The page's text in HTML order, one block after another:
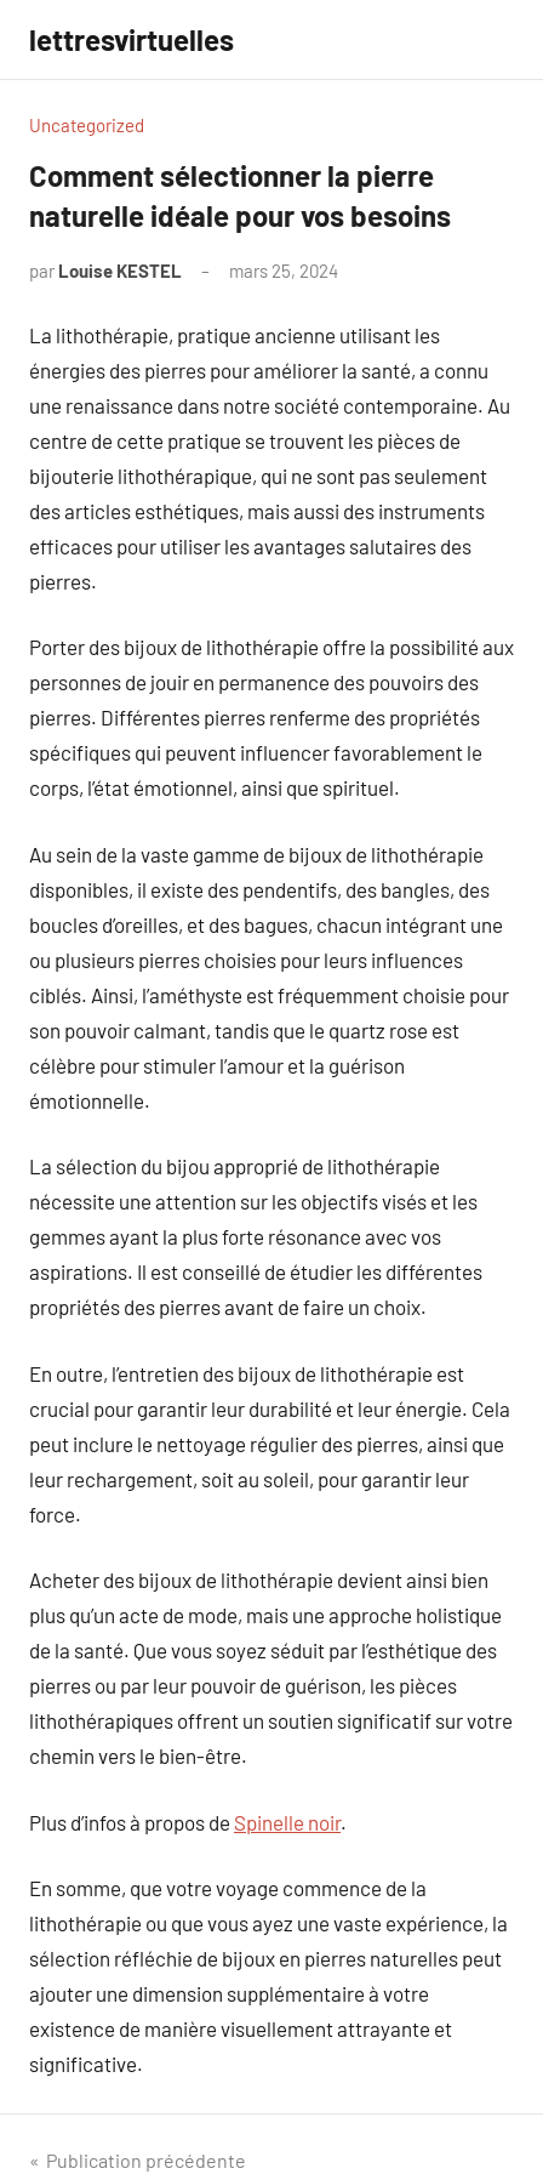
contenu
lettresvirtuelles
Uncategorized
Comment sélectionner la pierre
naturelle idéale pour vos besoins
par Louise KESTEL mars 25, 2024
La lithothérapie, pratique ancienne utilisant les
énergies des pierres pour améliorer la santé, a connu
une renaissance dans notre société contemporaine. Au
centre de cette pratique se trouvent les pièces de
bijouterie lithothérapique, qui ne sont pas seulement
des articles esthétiques, mais aussi des instruments
efficaces pour utiliser les avantages salutaires des
pierres.
Porter des bijoux de lithothérapie offre la possibilité aux
personnes de jouir en permanence des pouvoirs des
pierres. Différentes pierres renferme des propriétés
spécifiques qui peuvent influencer favorablement le
corps, l’état émotionnel, ainsi que spirituel.
Au sein de la vaste gamme de bijoux de lithothérapie
disponibles, il existe des pendentifs, des bangles, des
boucles d’oreilles, et des bagues, chacun intégrant une
ou plusieurs pierres choisies pour leurs influences
ciblés. Ainsi, l’améthyste est fréquemment choisie pour
son pouvoir calmant, tandis que le quartz rose est
célèbre pour stimuler l’amour et la guérison
émotionnelle.
La sélection du bijou approprié de lithothérapie
nécessite une attention sur les objectifs visés et les
gemmes ayant la plus forte résonance avec vos
aspirations. Il est conseillé de étudier les différentes
propriétés des pierres avant de faire un choix.
En outre, l’entretien des bijoux de lithothérapie est
crucial pour garantir leur durabilité et leur énergie. Cela
peut inclure le nettoyage régulier des pierres, ainsi que
leur rechargement, soit au soleil, pour garantir leur
force.
Acheter des bijoux de lithothérapie devient ainsi bien
plus qu’un acte de mode, mais une approche holistique
de la santé. Que vous soyez séduit par l’esthétique des
pierres ou par leur pouvoir de guérison, les pièces
lithothérapiques offrent un soutien significatif sur votre
chemin vers le bien-être.
Plus d’infos à propos de Spinelle noir.
En somme, que votre voyage commence de la
lithothérapie ou que vous ayez une vaste expérience, la
sélection réfléchie de bijoux en pierres naturelles peut
ajouter une dimension supplémentaire à votre
existence de manière visuellement attrayante et
significative.
Navigation
Publication précédente